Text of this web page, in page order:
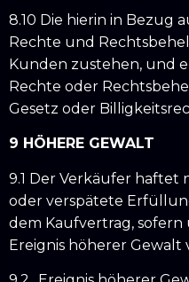
8.10 Die hierin in Bezug
Rechte und
Kunden zustehen, und
Rechte oder
Gesetz oder
9 HÖHERE GEWALT
9.1 Der Verkäufer
oder verspätete
dem Kaufvertrag, sofern
Ereignis höherer